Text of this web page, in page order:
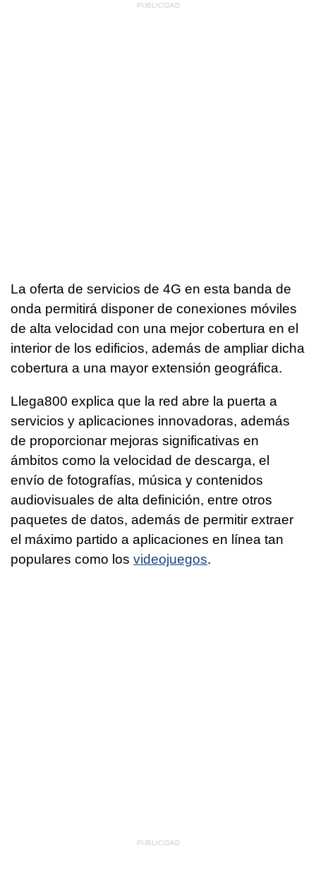
La oferta de servicios de 4G en esta banda de
onda permitirá disponer de conexiones móviles
de alta velocidad con una mejor cobertura en el
interior de los edificios, además de ampliar dicha
cobertura a una mayor extensión geográfica.
Llega800 explica que la red abre la puerta a
servicios y aplicaciones innovadoras, además
de proporcionar mejoras significativas en
ámbitos como la velocidad de descarga, el
envío de fotografías, música y contenidos
audiovisuales de alta definición, entre otros
paquetes de datos, además de permitir extraer
el máximo partido a aplicaciones en línea tan
populares como los videojuegos.